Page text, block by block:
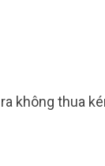
không thua